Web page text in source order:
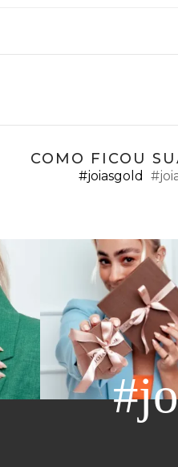
COMO FICOU
#joiasgold